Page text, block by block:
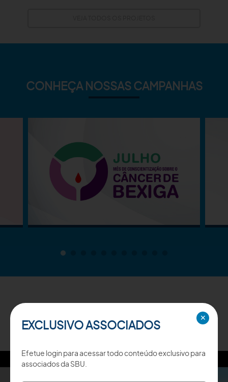
CONHEÇA NOSSAS CAMPANHAS
TV SBU ✕
EXCLUSIVO ASSOCIADOS
Efetue login para acessar todo conteúdo exclusivo para
associados da SBU.